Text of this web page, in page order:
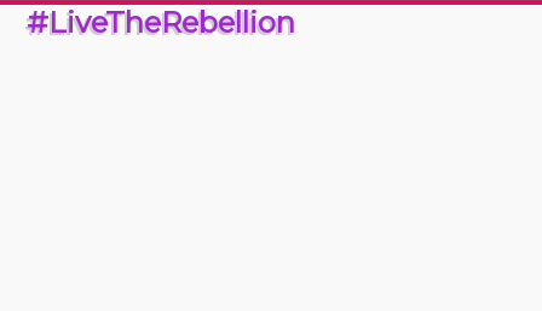
#LiveTheRebellion